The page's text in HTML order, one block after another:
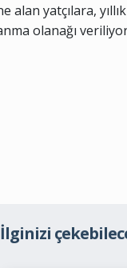
alan yatçılara,
olanağı
İlginizi